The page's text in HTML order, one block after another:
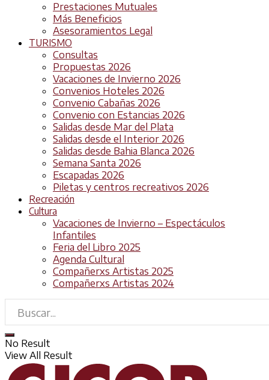
Prestaciones Mutuales
Más Beneficios
Asesoramientos Legal
TURISMO
Consultas
Propuestas 2026
Vacaciones de Invierno 2026
Convenios Hoteles 2026
Convenio Cabañas 2026
Convenio con Estancias 2026
Salidas desde Mar del Plata
Salidas desde el Interior 2026
Salidas desde Bahia Blanca 2026
Semana Santa 2026
Escapadas 2026
Piletas y centros recreativos 2026
Recreación
Cultura
Vacaciones de Invierno – Espectáculos
Infantiles
Feria del Libro 2025
Agenda Cultural
Compañerxs Artistas 2025
Compañerxs Artistas 2024
No Result
View All Result